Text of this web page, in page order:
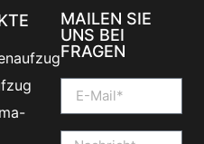
MAILEN SIE
UNS BEI
FRAGEN